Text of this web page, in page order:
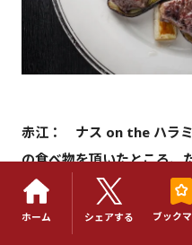
赤江： ナス on the ハラ
の食べ物を頂いたところ、
グバンが起こり、宇宙が拡
先ほどから「ん？」って
ホーム シェアする ブック